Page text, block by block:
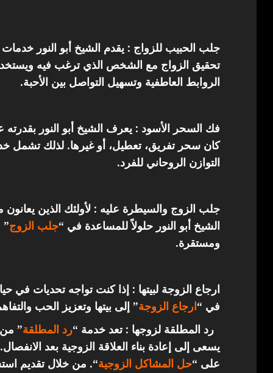
جلب الحبيب للزواج : يقدم الشيخ أبو النور
تحقيق الزواج مع الشخص الذي ترغب فيه
الروابط العاطفية وتسهيل التواصل بين الأحبة.
فك السحر الأسود : يعرف الشيخ أبو النور
كان سحر تفريق، تعطيل، أو غيرها. لذلك تشمل
التوازن الروحاني للفرد.
جلب الزوج والسيطرة عليه : لأولئك الذين
الشيخ أبو النور حلولاً للمساعدة في “جلب الزوج”
ومستقرة.
ارجاع الزوجة لبيتها : إذا كنت تواجه تحديات في
في “ارجاع الزوجة” إلى بيتها وتعزيز الحب
رد المطلقة لزوجها : تعد خدمة “رد المطلقة” من
يسعى إلى إعادة بناء العلاقة الزوجية بعد الانفصال.
على “حل المشاكل الزوجية“. من خلال تقديم